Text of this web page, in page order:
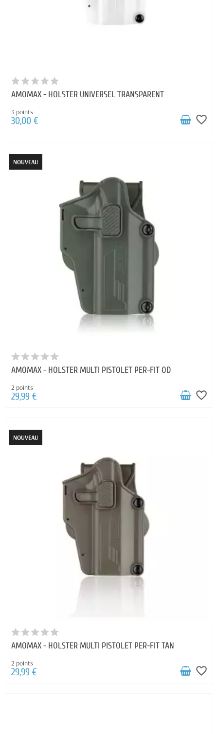
AMOMAX - HOLSTER UNIVERSEL TRANSPARENT
3 points
30,00 € favorite_border
NOUVEAU
AMOMAX - HOLSTER MULTI PISTOLET PER-FIT OD
2 points
29,99 € favorite_border
NOUVEAU
AMOMAX - HOLSTER MULTI PISTOLET PER-FIT TAN
2 points
29,99 € favorite_border